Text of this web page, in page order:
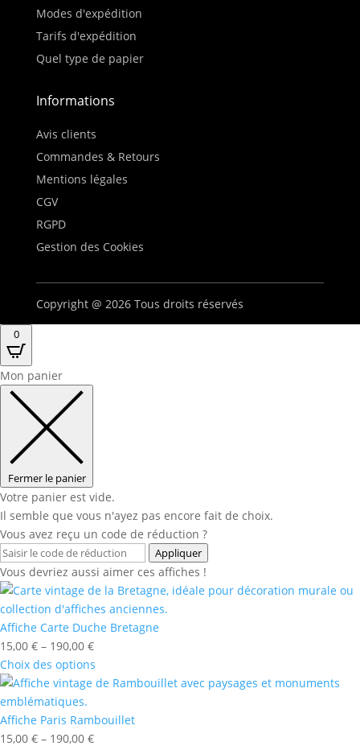
Modes d'expédition
Tarifs d'expédition
Quel type de papier
Informations
Avis clients
Commandes & Retours
Mentions légales
CGV
RGPD
Gestion des Cookies
Copyright @ 2026 Tous droits réservés
0
Mon panier
Fermer le panier
Votre panier est vide.
Il semble que vous n'ayez pas encore fait de choix.
Vous avez reçu un code de réduction ?
Appliquer
Vous devriez aussi aimer ces affiches !
Affiche Carte Duche Bretagne
15,00 € – 190,00 €
Choix des options
Affiche Paris Rambouillet
15,00 € – 190,00 €